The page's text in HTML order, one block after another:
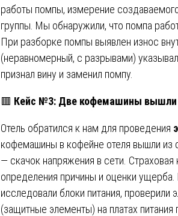
работы помпы, измерение
группы. Мы обнаружили, что помпа
При разборке помпы выявлен износ
(неравномерный, с разрывами)
признал вину и заменил помпу.
🟥 Кейс №3: Две кофемашины вышли
Отель обратился к нам для проведения
кофемашины в кофейне отеля вышли из
— скачок напряжения в сети.
определения причины и оценки
исследовали блоки питания,
(защитные элементы) на платах